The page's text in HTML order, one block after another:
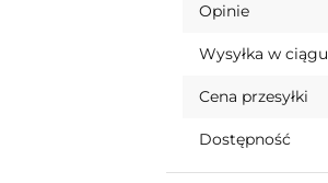
Opinie
Wysyłka w ciągu
Cena przesyłki
Dostępność